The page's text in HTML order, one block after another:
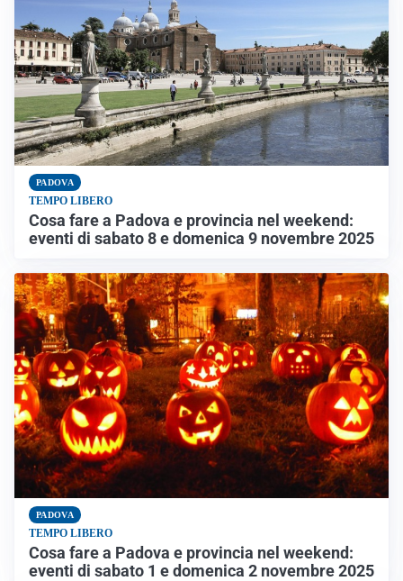
PADOVA
TEMPO LIBERO
Cosa fare a Padova e provincia nel weekend:
eventi di sabato 8 e domenica 9 novembre 2025
PADOVA
TEMPO LIBERO
Cosa fare a Padova e provincia nel weekend:
eventi di sabato 1 e domenica 2 novembre 2025